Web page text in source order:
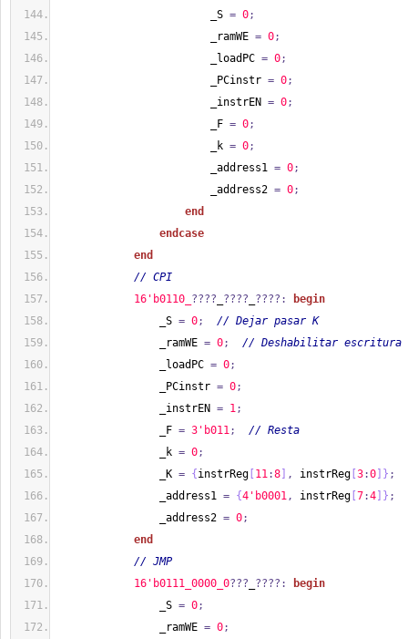
_S = 0;
_ramWE = 0;
_loadPC = 0;
_PCinstr = 0;
_instrEN = 0;
_F = 0;
_k = 0;
_address1 = 0;
_address2 = 0;
end
endcase
end
// CPI
16'b0110_ ???? ???? ????:
begin
_S = 0;
// Dejar pasar K
_ramWE = 0;
// Deshabilitar escritura
_loadPC = 0;
_PCinstr = 0;
_instrEN = 1;
_F = 3'b011;
// Resta
_k = 0;
_K = { instrReg 11:8 , instrReg 3:0 } ;
_address1 = {4'b0001, instrReg 7:4 } ;
_address2 = 0;
end
// JMP
16'b0111_0000_0??? ????:
begin
_S = 0;
_ramWE = 0;